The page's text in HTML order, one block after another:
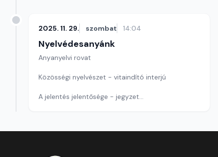
2025. 11. 29. szombat 14:04
Nyelvédesanyánk
Anyanyelvi rovat
Közösségi nyelvészet - vitaindító interjú
A jelentés jelentősége - jegyzet